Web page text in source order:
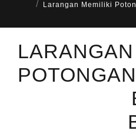
Larangan Memiliki